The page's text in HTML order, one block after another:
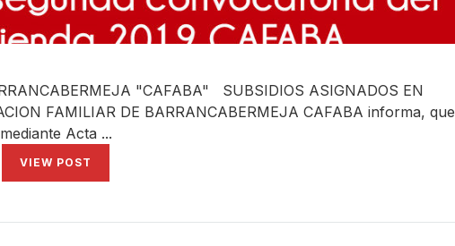
"CAFABA" SUBSIDIOS ASIGNADOS EN
FAMILIAR DE BARRANCABERMEJA CAFABA informa, que
mediante Acta ...
VIEW POST